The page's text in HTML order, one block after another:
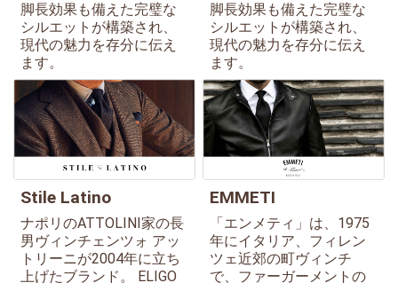
脚長効果も備えた完璧な
シルエットが構築され、
現代の魅力を存分に伝え
ます。
脚長効果も備えた完璧な
シルエットが構築され、
現代の魅力を存分に伝え
ます。
Stile Latino
ナポリのATTOLINI家の長
男ヴィンチェンツォ アッ
トリーニが2004年に立ち
上げたブランド。 ELIGO
EMMETI
「エンメティ」は、1975
年にイタリア、フィレン
ツェ近郊の町ヴィンチ
で、ファーガーメントの